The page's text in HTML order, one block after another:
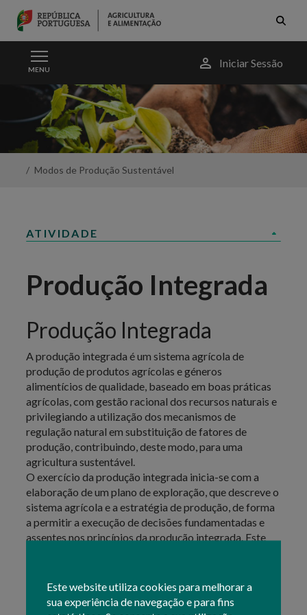
Skip to Main Content
MENU
Menu
utilizador
Iniciar Sessão
Produção
Este website utiliza cookies para melhorar a
sua experiência de navegação e para fins
Modos de Produção Sustentável
ATIVIDADE
Produção Integrada
Produção Integrada
A produção integrada é um sistema agrícola de
produção de produtos agrícolas e géneros
alimentícios de qualidade, baseado em boas práticas
agrícolas, com gestão racional dos recursos naturais e
privilegiando a utilização dos mecanismos de
regulação natural em substituição de fatores de
produção, contribuindo, deste modo, para uma
agricultura sustentável.
O exercício da produção integrada inicia-se com a
elaboração de um plano de exploração, que descreve o
sistema agrícola e a estratégia de produção, de forma
a permitir a execução de decisões fundamentadas e
assentes nos princípios da produção integrada. Este
ao sistema agrícola e à estratégia de produção,
designadamente: O diagnóstico do sistema de